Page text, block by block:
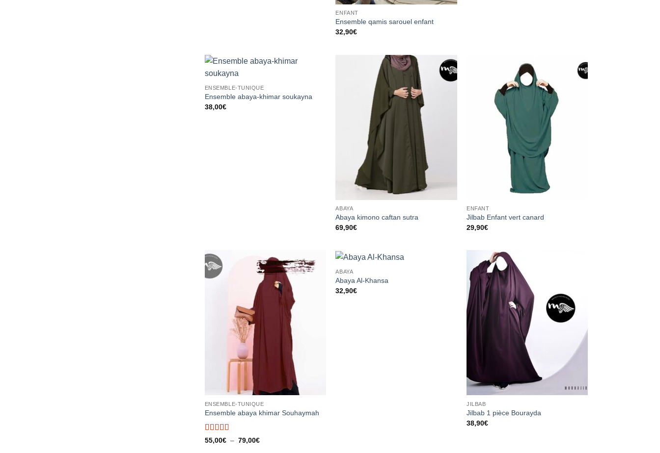
ENFANT
Ensemble qamis sarouel enfant
32,90€
d’envies
ENSEMBLE-TUNIQUE
Ensemble abaya-khimar soukayna
38,00€
Ajouter
ABAYA
Abaya kimono caftan sutra
69,90€
ENFANT
Jilbab Enfant vert canard
29,90€
ENSEMBLE-TUNIQUE
Ensemble abaya khimar Souhaymah
Note5sur 5
55,00€ – 79,00€Plage
ABAYA
Abaya Al-Khansa
32,90€
JILBAB
Jilbab 1 pièce Bourayda
38,90€